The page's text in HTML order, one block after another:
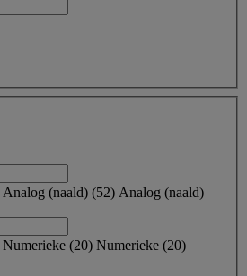
Analog (naald) (52) Analog (naald)
Numerieke (20) Numerieke (20)